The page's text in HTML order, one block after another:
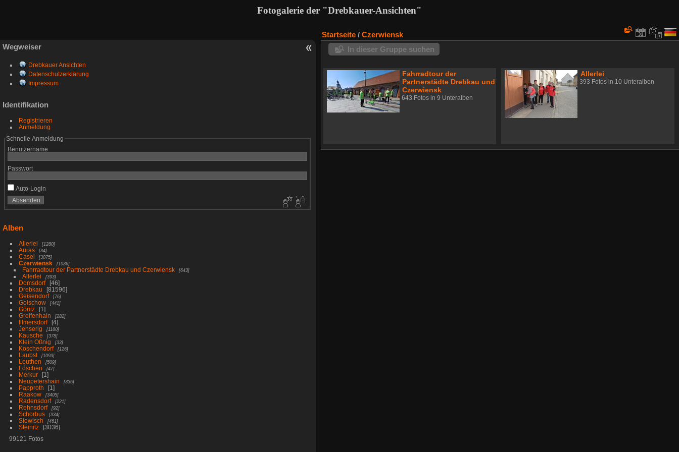
Fotogalerie der "Drebkauer-Ansichten"
Wegweiser
Drebkauer Ansichten
Datenschutzerklärung
Impressum
Identifikation
Registrieren
Anmeldung
Schnelle Anmeldung
Benutzername
Passwort
Auto-Login
Alben
Allerlei 1280
Auras 34
Casel 3075
Czerwiensk 1036
Fahrradtour der Partnerstädte Drebkau und Czerwiensk 643
Allerlei 393
Domsdorf
46
Drebkau
81596
Geisendorf
76
Golschow 441
Göritz
1
Greifenhain
282
Illmersdorf
4
Jehserig
1180
Kausche 378
Klein Oßnig 33
Koschendorf 126
Laubst 1093
Leuthen 509
Löschen 47
Merkur
1
Neupetershain
336
Papproth
1
Raakow
3405
Radensdorf 221
Rehnsdorf 92
Schorbus 334
Siewisch 461
Steinitz
3036
99121 Fotos
Startseite / Czerwiensk
In dieser Gruppe suchen
Fahrradtour der
Partnerstädte Drebkau und
Czerwiensk
643 Fotos in 9 Unteralben
Allerlei
393 Fotos in 10 Unteralben